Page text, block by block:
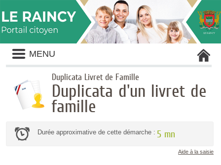
Liste
des
avertissements
MENU
Duplicata Livret de Famille
Duplicata d'un livret de
famille
Durée approximative de cette démarche : 5 mn
Aide à la saisie